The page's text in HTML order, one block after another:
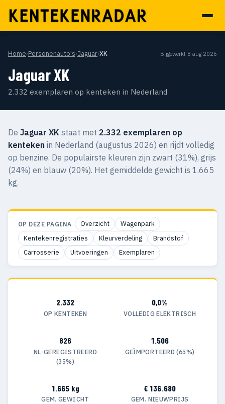
Home›Personenauto's›Jaguar›XK Bijgewerkt 8 aug 2026
Jaguar XK
2.332 exemplaren op kenteken in Nederland
De Jaguar XK staat met 2.332 exemplaren op
kenteken in Nederland (augustus 2026) en rijdt volledig
op benzine. De populairste kleuren zijn zwart (31%), grijs
(24%) en blauw (20%). Het gemiddelde gewicht is 1.665
kg.
OP DEZE PAGINA Overzicht
Wagenpark
Kentekenregistraties
Kleurverdeling
Brandstof
Carrosserie
Uitvoeringen Exemplaren
2.332
OP KENTEKEN
0,0%
VOLLEDIG ELEKTRISCH
826
NL-GEREGISTREERD
(35%)
1.506
GEÏMPORTEERD (65%)
1.665 kg
GEM. GEWICHT
€ 136.680
GEM. NIEUWPRIJS